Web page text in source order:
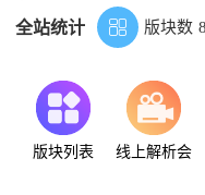
全站统计  版块数
版块列表 线上解析会